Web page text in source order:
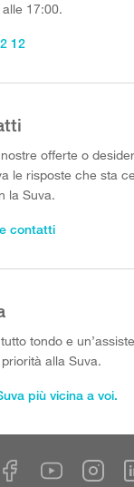
17:00.
12
offerte o
le risposte che sta
la Suva.
contatti
tondo e
alla Suva.
più vicina a voi.